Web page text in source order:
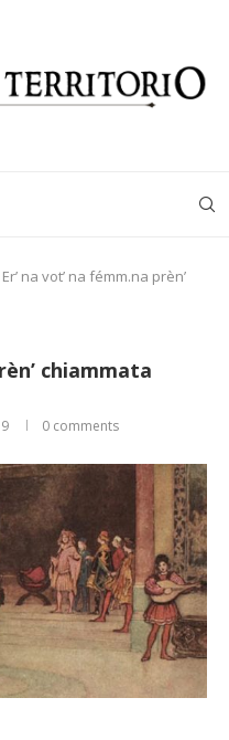
Er’ na vot’ na fémm.na prèn’
chiammata
0 comments